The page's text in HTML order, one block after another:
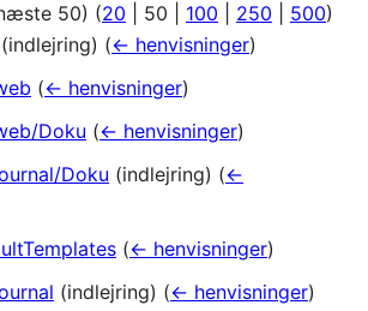
50) (20 50 100 250 500)
(indlejring) (← henvisninger)
(← henvisninger)
Doku (← henvisninger)
Doku (indlejring) (←
(← henvisninger)
(indlejring) (← henvisninger)